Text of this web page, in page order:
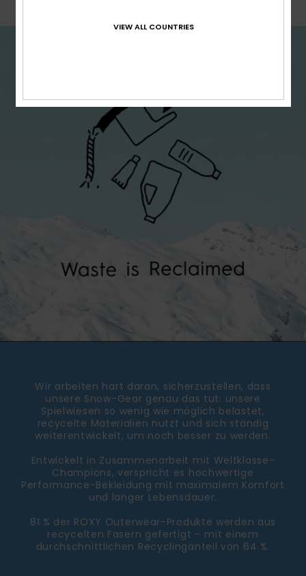
Wir arbeiten hart daran, sicherzustellen, dass
unsere Snow-Gear genau das tut: unsere
Spielwiesen so wenig wie möglich belastet,
recycelte Materialien nutzt und sich ständig
weiterentwickelt, um noch besser zu werden.
Entwickelt in Zusammenarbeit mit Weltklasse-
Champions, verspricht es hochwertige
Performance-Bekleidung mit maximalem Komfort
und langer Lebensdauer.
81 % der ROXY Outerwear-Produkte werden aus
recycelten Fasern gefertigt – mit einem
durchschnittlichen Recyclinganteil von 64 %.
VIEW ALL COUNTRIES